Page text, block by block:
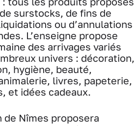
surstocks, de fins de
ou d’annulations
L’enseigne propose
des arrivages variés
univers : décoration,
hygiène, beauté,
livres, papeterie,
et idées cadeaux.
de Nîmes proposera